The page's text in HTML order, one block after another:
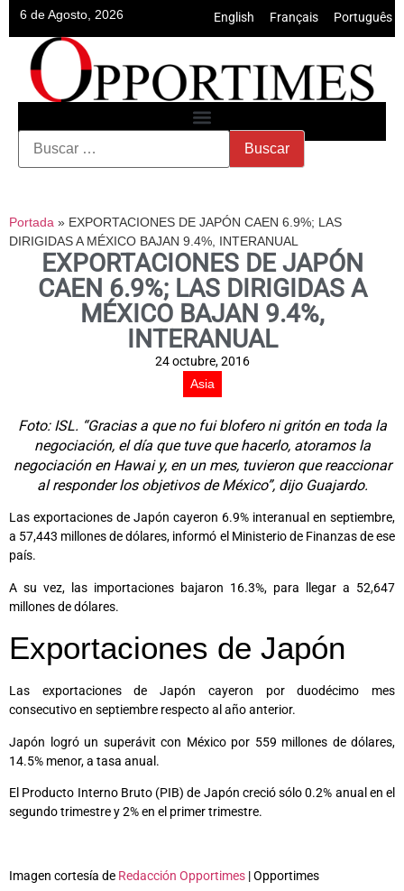
6 de Agosto, 2026 English Français Português
Portada » EXPORTACIONES DE JAPÓN CAEN 6.9%; LAS
DIRIGIDAS A MÉXICO BAJAN 9.4%, INTERANUAL
EXPORTACIONES DE JAPÓN
CAEN 6.9%; LAS DIRIGIDAS A
MÉXICO BAJAN 9.4%,
INTERANUAL
24 octubre, 2016
Asia
Foto: ISL. “Gracias a que no fui blofero ni gritón en toda la
negociación, el día que tuve que hacerlo, atoramos la
negociación en Hawai y, en un mes, tuvieron que reaccionar
al responder los objetivos de México”, dijo Guajardo.
Las exportaciones de Japón cayeron 6.9% interanual en septiembre,
a 57,443 millones de dólares, informó el Ministerio de Finanzas de ese
país.
A su vez, las importaciones bajaron 16.3%, para llegar a 52,647
millones de dólares.
Exportaciones de Japón
Las exportaciones de Japón cayeron por duodécimo mes
consecutivo en septiembre respecto al año anterior.
Japón logró un superávit con México por 559 millones de dólares,
14.5% menor, a tasa anual.
El Producto Interno Bruto (PIB) de Japón creció sólo 0.2% anual en el
segundo trimestre y 2% en el primer trimestre.
Imagen cortesía de Redacción Opportimes | Opportimes